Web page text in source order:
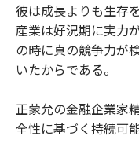
彼は成長よりも生存
産業は好況期に実力
の時に真の競争力が
いたからである。
正蒙允の金融企業家
全性に基づく持続可